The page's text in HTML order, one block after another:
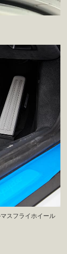
スフライホイール